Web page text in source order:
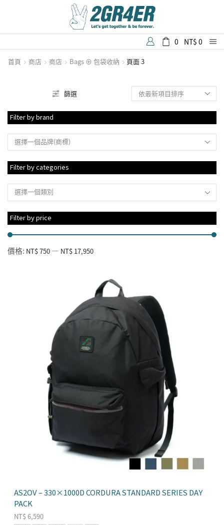
0 NT$ 0
首頁 商店 商店 Bags ⊕ 包袋收納 頁面 3
篩選
Filter by brand
選擇一個品牌(商標)
Filter by categories
選擇一個類別
Filter by price
價格: NT$ 750 — NT$ 17,950
AS2OV – 330×1000D CORDURA STANDARD SERIES DAY
PACK
NT$6,590